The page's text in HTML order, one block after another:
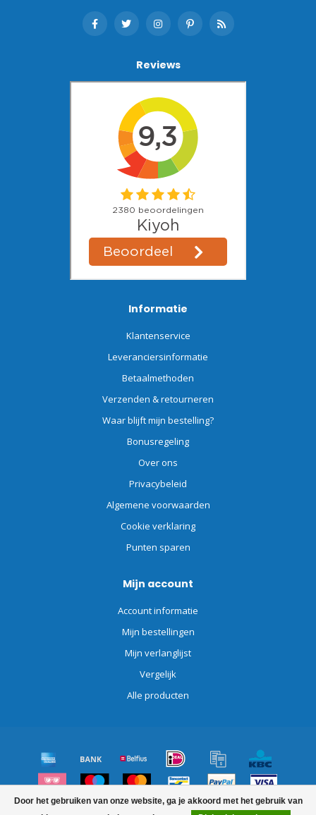
Door het gebruiken van onze website, ga je akkoord met het gebruik van
Reviews
Informatie
Klantenservice
Leveranciersinformatie
Betaalmethoden
Verzenden & retourneren
Waar blijft mijn bestelling?
Bonusregeling
Over ons
Privacybeleid
Algemene voorwaarden
Cookie verklaring
Punten sparen
Mijn account
Account informatie
Mijn bestellingen
Mijn verlanglijst
Vergelijk
Alle producten